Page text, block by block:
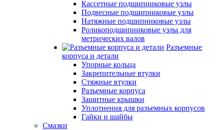
Кассетные подшипниковые узлы
Подвесные подшипниковые узлы
Натяжные подшипниковые узлы
Роликоподшипниковые узлы для
метрических валов
Разъемные
корпуса и детали
Упорные кольца
Закрепительные втулки
Стяжные втулки
Разъемные корпуса
Защитные крышки
Уплотнения для разъемных корпусов
Гайки и шайбы
Смазки